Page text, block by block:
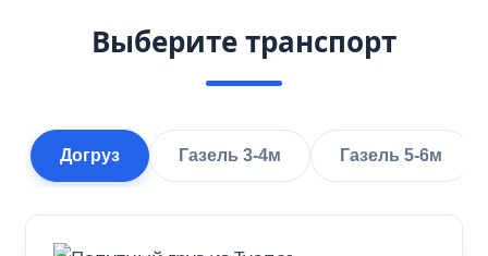
Выберите транспорт
Догруз Газель 3-4м Газель 5-6м